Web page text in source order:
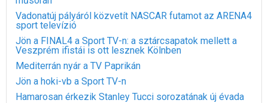
Vadonatúj pályáról közvetít NASCAR futamot az ARENA4
sport televízió
Jön a FINAL4 a Sport TV-n: a sztárcsapatok mellett a
Veszprém ifistái is ott lesznek Kölnben
Mediterrán nyár a TV Paprikán
Jön a hoki-vb a Sport TV-n
Hamarosan érkezik Stanley Tucci sorozatának új évada